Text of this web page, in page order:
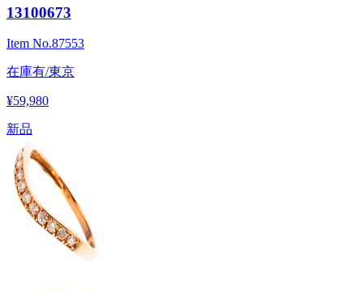
13100673
Item No.87553
在庫有/東京
¥59,980
新品